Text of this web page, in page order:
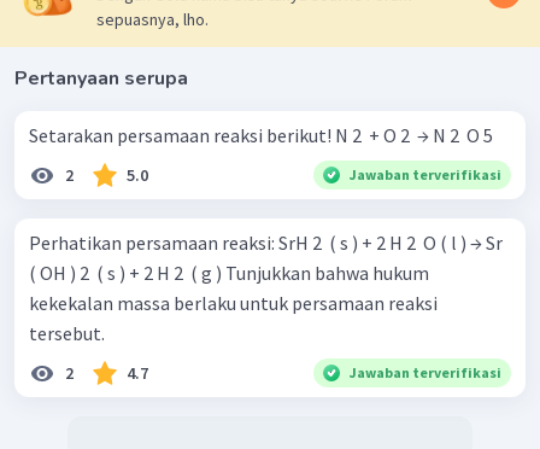
sepuasnya, lho.
Pertanyaan serupa
Setarakan persamaan reaksi berikut! N 2 ​ + O 2 ​ → N 2 ​ O 5 ​
2 5.0 Jawaban terverifikasi
Perhatikan persamaan reaksi: SrH 2 ​ ( s ) + 2 H 2 ​ O ( l ) → Sr
( OH ) 2 ​ ( s ) + 2 H 2 ​ ( g ) Tunjukkan bahwa hukum
kekekalan massa berlaku untuk persamaan reaksi
tersebut.
2 4.7 Jawaban terverifikasi